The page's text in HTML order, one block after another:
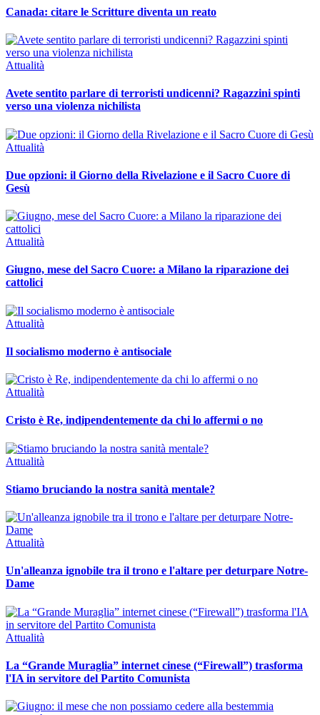
Canada: citare le Scritture diventa un reato
Attualità
Avete sentito parlare di terroristi undicenni? Ragazzini spinti
verso una violenza nichilista
Attualità
Due opzioni: il Giorno della Rivelazione e il Sacro Cuore di
Gesù
Attualità
Giugno, mese del Sacro Cuore: a Milano la riparazione dei
cattolici
Attualità
Il socialismo moderno è antisociale
Attualità
Cristo è Re, indipendentemente da chi lo affermi o no
Attualità
Stiamo bruciando la nostra sanità mentale?
Attualità
Un'alleanza ignobile tra il trono e l'altare per deturpare Notre-
Dame
Attualità
La “Grande Muraglia” internet cinese (“Firewall”) trasforma
l'IA in servitore del Partito Comunista